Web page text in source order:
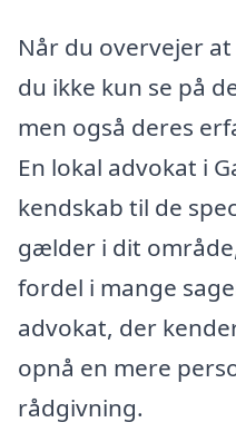
Når du overvejer
du ikke kun se på
men også deres
En lokal advokat i
kendskab til de
gælder i dit
fordel i mange
advokat, der
opnå en mere
rådgivning.